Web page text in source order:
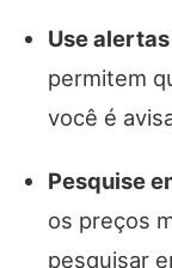
Use
permitem
você é
Pesquise
os preços
pesquisar